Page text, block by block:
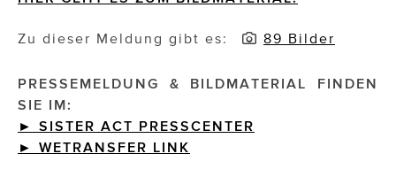
JOHANN STRAUSS – NEW DIMENSIONS
Zu dieser Meldung gibt es: 89 Bilder
PRESSEMELDUNG & BILDMATERIAL FINDEN
SIE IM:
► SISTER ACT PRESSCENTER
► WETRANSFER LINK